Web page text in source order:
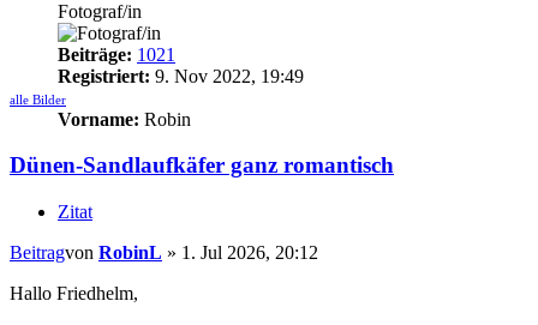
Fotograf/in
Beiträge: 1021
Registriert: 9. Nov 2022, 19:49
alle Bilder
Vorname: Robin
Dünen-Sandlaufkäfer ganz romantisch
Zitat
Beitragvon RobinL » 1. Jul 2026, 20:12
Hallo Friedhelm,